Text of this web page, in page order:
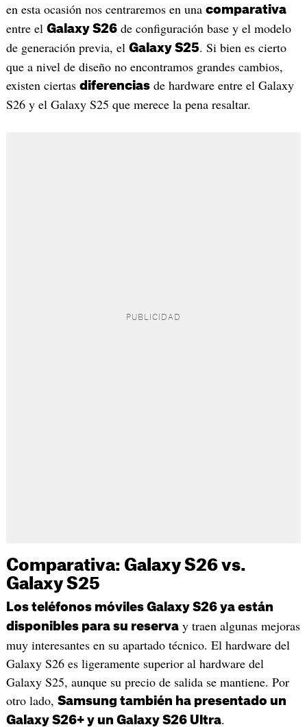
en esta ocasión nos centraremos en una comparativa
entre el Galaxy S26de configuración base y el modelo
de generación previa, el Galaxy S25. Si bien es cierto
que a nivel de diseño no encontramos grandes cambios,
existen ciertas diferenciasde hardware entre el Galaxy
S26 y el Galaxy S25 que merece la pena resaltar.
Comparativa: Galaxy S26 vs.
Galaxy S25
Los teléfonos móviles Galaxy S26 ya están
disponibles para su reservay traen algunas mejoras
muy interesantes en su apartado técnico. El hardware del
Galaxy S26 es ligeramente superior al hardware del
Galaxy S25, aunque su precio de salida se mantiene. Por
otro lado, Samsung también ha presentado un
Galaxy S26+ y un Galaxy S26 Ultra.